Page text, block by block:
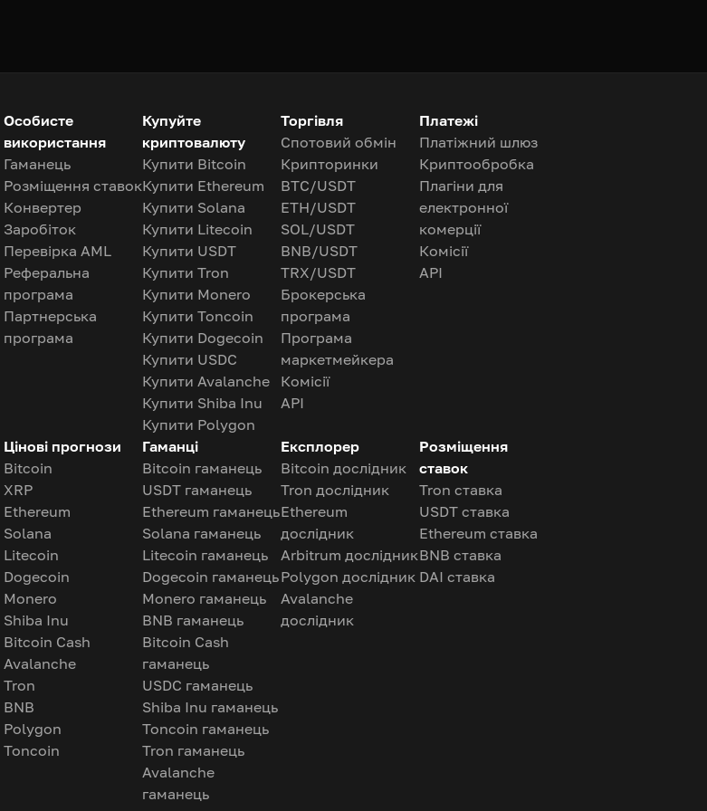
Особисте
використання
Гаманець
Розміщення ставок
Конвертер
Заробіток
Перевірка AML
Реферальна
програма
Партнерська
програма
Купуйте
криптовалюту
Купити Bitcoin
Купити Ethereum
Купити Solana
Купити Litecoin
Купити USDT
Купити Tron
Купити Monero
Купити Toncoin
Купити Dogecoin
Купити USDC
Купити Avalanche
Купити Shiba Inu
Купити Polygon
Торгівля
Спотовий обмін
Крипторинки
BTC/USDT
ETH/USDT
SOL/USDT
BNB/USDT
TRX/USDT
Брокерська
програма
Програма
маркетмейкера
Комісії
API
Платежі
Платіжний шлюз
Криптообробка
Плагіни для
електронної
комерції
Комісії
API
Цінові прогнози
Bitcoin
XRP
Ethereum
Solana
Litecoin
Dogecoin
Monero
Shiba Inu
Bitcoin Cash
Avalanche
Tron
BNB
Polygon
Toncoin
Гаманці
Bitcoin гаманець
USDT гаманець
Ethereum гаманець
Solana гаманець
Litecoin гаманець
Dogecoin гаманець
Monero гаманець
BNB гаманець
Bitcoin Cash
гаманець
USDC гаманець
Shiba Inu гаманець
Toncoin гаманець
Tron гаманець
Avalanche
гаманець
Експлорер
Bitcoin дослідник
Tron дослідник
Ethereum
дослідник
Arbitrum дослідник
Polygon дослідник
Avalanche
дослідник
Розміщення
ставок
Tron ставка
USDT ставка
Ethereum ставка
BNB ставка
DAI ставка